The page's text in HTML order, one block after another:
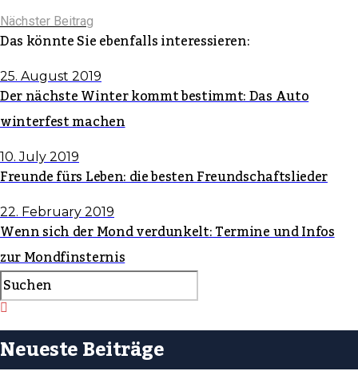
Nächster Beitrag
Das könnte Sie ebenfalls interessieren:
25. August 2019
Der nächste Winter kommt bestimmt: Das Auto
winterfest machen
10. July 2019
Freunde fürs Leben: die besten Freundschaftslieder
22. February 2019
Wenn sich der Mond verdunkelt: Termine und Infos
zur Mondfinsternis
Neueste Beiträge